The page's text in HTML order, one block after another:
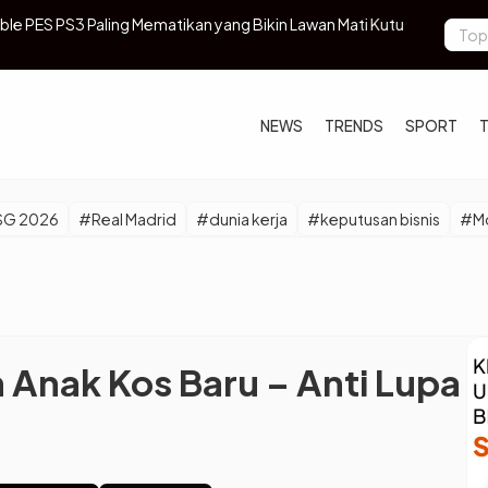
PES PS3 Paling Mematikan yang Bikin Lawan Mati Kutu BRI
Prioritas
NEWS TRENDS SPORT
2026 #Real Madrid #dunia kerja #keputusan bisnis
Kos Baru – Anti Lupa